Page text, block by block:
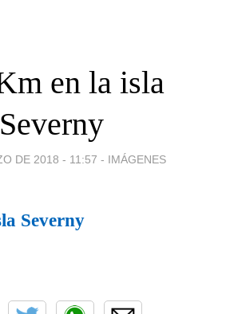
en la isla
Severny
DE 2018 - 11:57 - IMÁGENES
Severny